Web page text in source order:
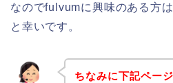
なのでfulvumに興味のある方
と幸いです。
ちなみに下記ペー